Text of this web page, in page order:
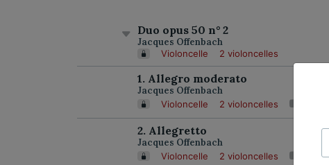
Duo opus 50 n° 2
Jacques Offenbach
Violoncelle 2 violoncelles
1. Allegro moderato
Jacques Offenbach
Violoncelle 2 violoncelles
2. Allegretto
Jacques Offenbach
Violoncelle 2 violoncelles